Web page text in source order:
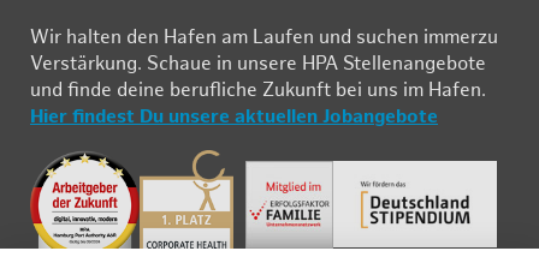
Wir hal­ten den Ha­fen am Lau­fen und su­chen im­mer­zu
Ver­stär­kung. Schau­e in un­se­re HPA Stel­len­an­ge­bo­te
und fin­de deine be­ruf­li­che Zu­kunft bei uns im Ha­fen.
Hier fin­dest Du un­se­re ak­tu­el­len Job­an­ge­bo­te